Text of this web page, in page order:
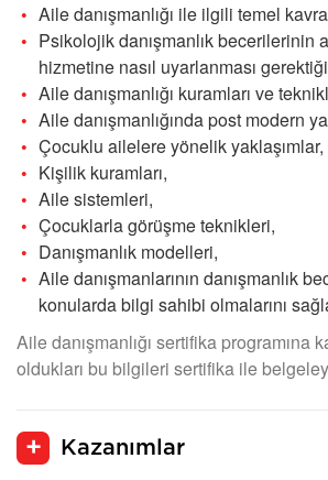
Aile danışmanlığı ile ilgili temel
Psikolojik danışmanlık becerilerinin
hizmetine nasıl uyarlanması
Aile danışmanlığı kuramları ve
Aile danışmanlığında post modern
Çocuklu ailelere yönelik yaklaşımlar,
Kişilik kuramları,
Aile sistemleri,
Çocuklarla görüşme teknikleri,
Danışmanlık modelleri,
Aile danışmanlarının danışmanlık
konularda bilgi sahibi olmalarını
Aile danışmanlığı sertifika programına
oldukları bu bilgileri sertifika ile
Kazanımlar